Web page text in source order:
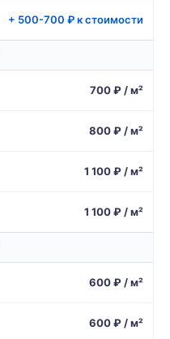
+ 500-700 ₽ к стоимости
700 ₽ / м²
800 ₽ / м²
1 100 ₽ / м²
1 100 ₽ / м²
600 ₽ / м²
600 ₽ / м²